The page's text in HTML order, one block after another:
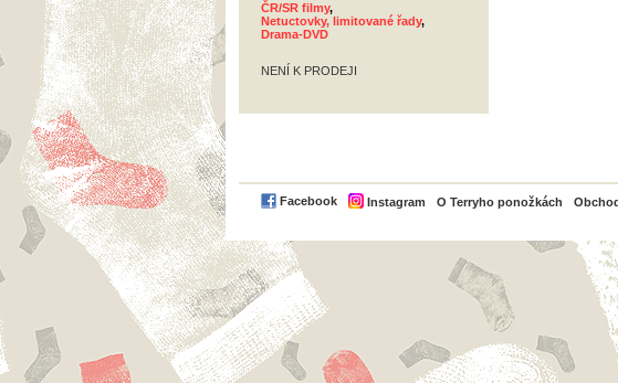
ČR/SR filmy,
Netuctovky, limitované řady,
Drama-DVD
NENÍ K PRODEJI
Facebook Instagram O Terryho ponožkách PayPal